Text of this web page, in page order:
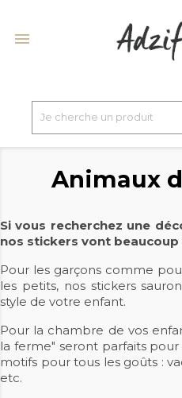

Animaux
Si vous recherchez une
nos stickers vont beaucoup
Pour les garçons comme
les petits, nos stickers
style de votre enfant.
Pour la chambre de vos
la ferme" seront parfaits
motifs pour tous les goûts :
etc.